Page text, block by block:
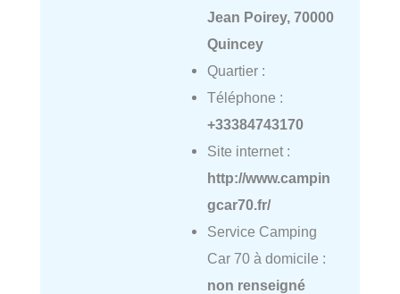
Jean Poirey, 70000
Quincey
Quartier :
Téléphone :
+33384743170
Site internet :
http://www.campin
gcar70.fr/
Service Camping
Car 70 à domicile :
non renseigné